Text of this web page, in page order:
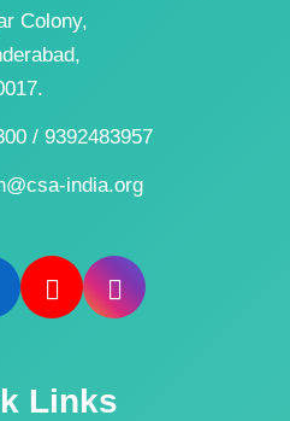
Colony,
/ 9392483957
india.org
Links